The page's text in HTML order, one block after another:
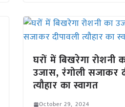
घरों में बिखरेगा रोशनी
उजास, रंगोली सजाकर
त्यौहार का स्वागत
October 29, 2024